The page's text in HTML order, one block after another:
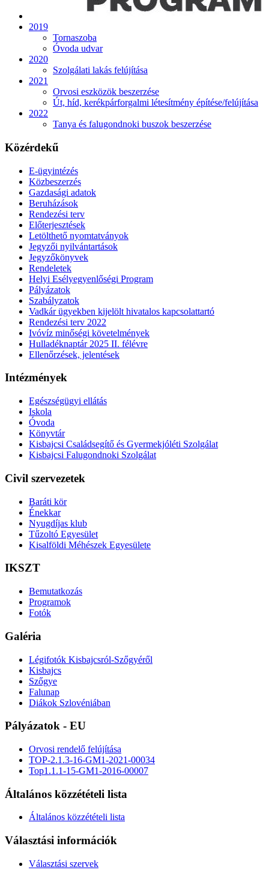
2019
Tornaszoba
Óvoda udvar
2020
Szolgálati lakás felújítása
2021
Orvosi eszközök beszerzése
Út, híd, kerékpárforgalmi létesítmény építése/felújítása
2022
Tanya és falugondnoki buszok beszerzése
Közérdekű
E-ügyintézés
Közbeszerzés
Gazdasági adatok
Beruházások
Rendezési terv
Előterjesztések
Letölthető nyomtatványok
Jegyzői nyilvántartások
Jegyzőkönyvek
Rendeletek
Helyi Esélyegyenlőségi Program
Pályázatok
Szabályzatok
Vadkár ügyekben kijelölt hivatalos kapcsolattartó
Rendezési terv 2022
Ivóvíz minőségi követelmények
Hulladéknaptár 2025 II. félévre
Ellenőrzések, jelentések
Intézmények
Egészségügyi ellátás
Iskola
Óvoda
Könyvtár
Kisbajcsi Családsegítő és Gyermekjóléti Szolgálat
Kisbajcsi Falugondnoki Szolgálat
Civil szervezetek
Baráti kör
Énekkar
Nyugdíjas klub
Tűzoltó Egyesület
Kisalföldi Méhészek Egyesülete
IKSZT
Bemutatkozás
Programok
Fotók
Galéria
Légifotók Kisbajcsról-Szőgyéről
Kisbajcs
Szőgye
Falunap
Diákok Szlovéniában
Pályázatok - EU
Orvosi rendelő felújítása
TOP-2.1.3-16-GM1-2021-00034
Top1.1.1-15-GM1-2016-00007
Általános közzétételi lista
Általános közzétételi lista
Választási információk
Választási szervek